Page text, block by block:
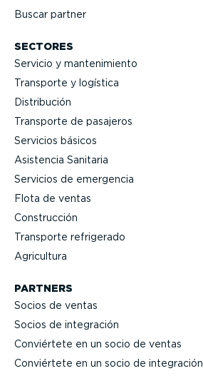
Buscar partner
SECTORES
Servicio y mante­ni­miento
Transporte y logística
Distri­bución
Transporte de pasajeros
Servicios básicos
Asistencia Sanitaria
Servicios de emergencia
Flota de ventas
Construcción
Transporte refrigerado
Agricultura
PARTNERS
Socios de ventas
Socios de integración
Conviértete en un socio de ventas
Conviértete en un socio de integración